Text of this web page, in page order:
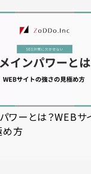
ワーとは？WEBサ
め方